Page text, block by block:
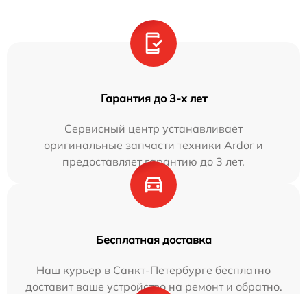
Гарантия до 3-х лет
Сервисный центр устанавливает
оригинальные запчасти техники Ardor и
предоставляет гарантию до 3 лет.
Бесплатная доставка
Наш курьер в Санкт-Петербурге бесплатно
доставит ваше устройство на ремонт и обратно.